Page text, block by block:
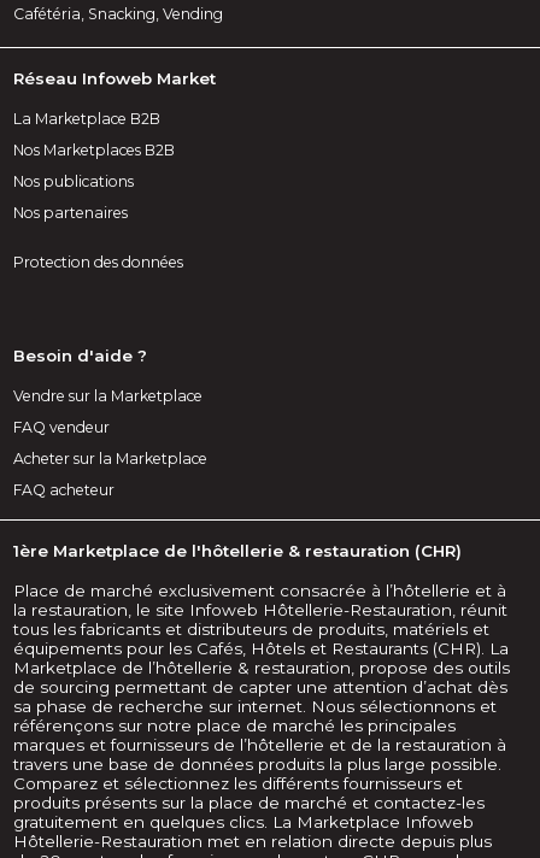
Cafétéria, Snacking, Vending
Réseau Infoweb Market
La Marketplace B2B
Nos Marketplaces B2B
Nos publications
Nos partenaires
Protection des données
Besoin d'aide ?
Vendre sur la Marketplace
FAQ vendeur
Acheter sur la Marketplace
FAQ acheteur
1ère Marketplace de l'hôtellerie & restauration (CHR)
Place de marché exclusivement consacrée à l’hôtellerie et à
la restauration, le site Infoweb Hôtellerie-Restauration, réunit
tous les fabricants et distributeurs de produits, matériels et
équipements pour les Cafés, Hôtels et Restaurants (CHR). La
Marketplace de l’hôtellerie & restauration, propose des outils
de sourcing permettant de capter une attention d’achat dès
sa phase de recherche sur internet. Nous sélectionnons et
référençons sur notre place de marché les principales
marques et fournisseurs de l’hôtellerie et de la restauration à
travers une base de données produits la plus large possible.
Comparez et sélectionnez les différents fournisseurs et
produits présents sur la place de marché et contactez-les
gratuitement en quelques clics. La Marketplace Infoweb
Hôtellerie-Restauration met en relation directe depuis plus